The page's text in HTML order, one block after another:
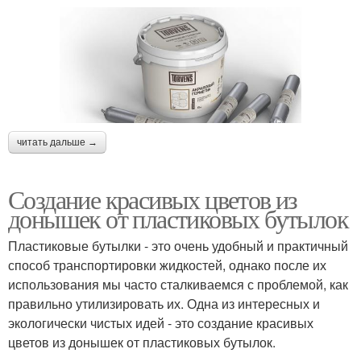
читать дальше →
Создание красивых цветов из
донышек от пластиковых бутылок
Пластиковые бутылки - это очень удобный и практичный
способ транспортировки жидкостей, однако после их
использования мы часто сталкиваемся с проблемой, как
правильно утилизировать их. Одна из интересных и
экологически чистых идей - это создание красивых
цветов из донышек от пластиковых бутылок.